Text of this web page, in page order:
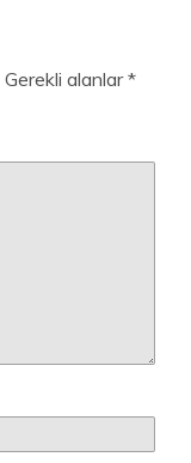
Gerekli alanlar*